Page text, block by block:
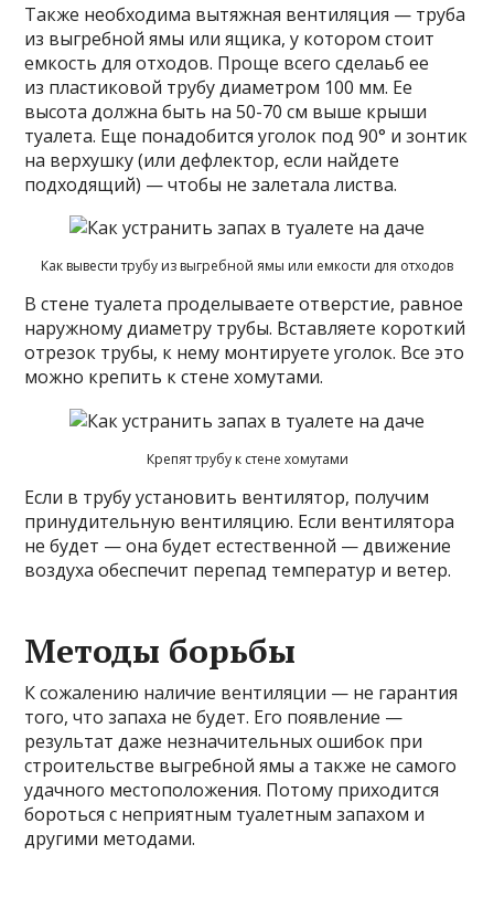
Также необходима вытяжная вентиляция — труба
из выгребной ямы или ящика, у котором стоит
емкость для отходов. Проще всего сделаьб ее
из пластиковой трубу диаметром 100 мм. Ее
высота должна быть на 50-70 см выше крыши
туалета. Еще понадобится уголок под 90° и зонтик
на верхушку (или дефлектор, если найдете
подходящий) — чтобы не залетала листва.
Как вывести трубу из выгребной ямы или емкости для отходов
В стене туалета проделываете отверстие, равное
наружному диаметру трубы. Вставляете короткий
отрезок трубы, к нему монтируете уголок. Все это
можно крепить к стене хомутами.
Крепят трубу к стене хомутами
Если в трубу установить вентилятор, получим
принудительную вентиляцию. Если вентилятора
не будет — она будет естественной — движение
воздуха обеспечит перепад температур и ветер.
Методы борьбы
К сожалению наличие вентиляции — не гарантия
того, что запаха не будет. Его появление —
результат даже незначительных ошибок при
строительстве выгребной ямы а также не самого
удачного местоположения. Потому приходится
бороться с неприятным туалетным запахом и
другими методами.